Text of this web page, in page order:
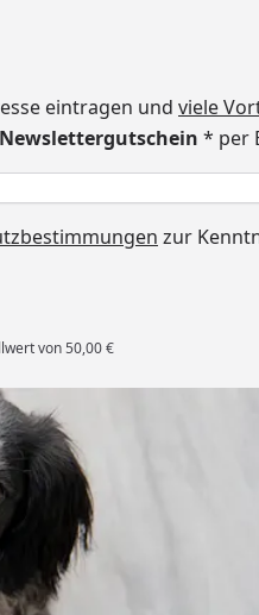
eintragen und viele
* per
zur
von 50,00 €